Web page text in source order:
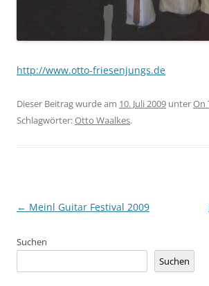
http://www.otto-friesenjungs.de
Dieser Beitrag wurde am 10. Juli 2009 unterOn
Schlagwörter:Otto Waalkes.
Beitragsnavigation
← Meinl Guitar Festival 2009
Suchen
Suchen